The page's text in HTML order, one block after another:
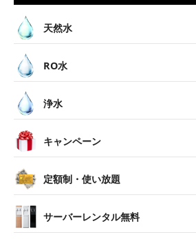
天然水
RO水
浄水
キャンペーン
定額制・使い放題
サーバーレンタル無料